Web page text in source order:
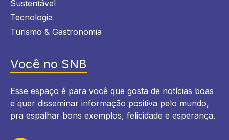
Sustentável
Tecnologia
Turismo & Gastronomia
Você no SNB
Esse espaço é para você que gosta de notícias boas
e quer disseminar informação positiva pelo mundo,
pra espalhar bons exemplos, felicidade e esperança.